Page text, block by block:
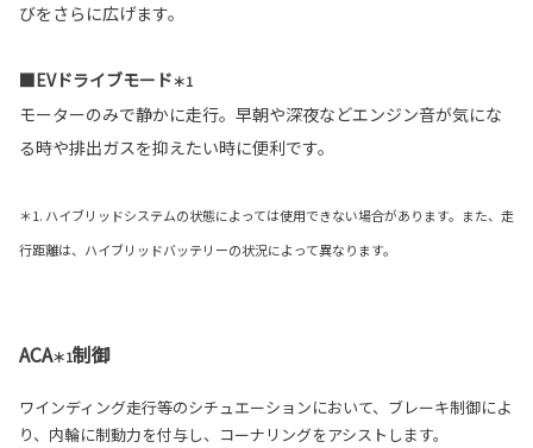
びをさらに広げます。
■EVドライブモード＊1
モーターのみで静かに走行。早朝や深夜などエンジン音が気にな
る時や排出ガスを抑えたい時に便利です。
＊1. ハイブリッドシステムの状態によっては使用できない場合があります。また、走
行距離は、ハイブリッドバッテリーの状況によって異なります。
ACA＊1制御
ワインディング走行等のシチュエーションにおいて、ブレーキ制御によ
り、内輪に制動力を付与し、コーナリングをアシストします。